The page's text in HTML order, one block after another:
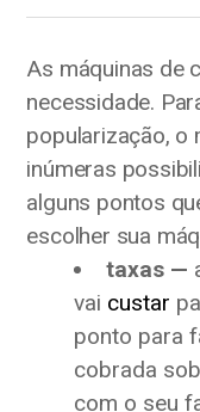
As máquinas de
necessidade.
popularização, o
inúmeras
alguns pontos
escolher sua
taxas —
vai custar
ponto para
cobrada
com o seu